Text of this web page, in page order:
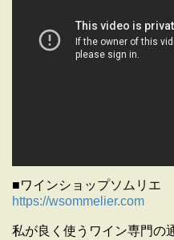
■ワインショップソムリエ
https://wsommelier.com
私が良く使うワイン専門の